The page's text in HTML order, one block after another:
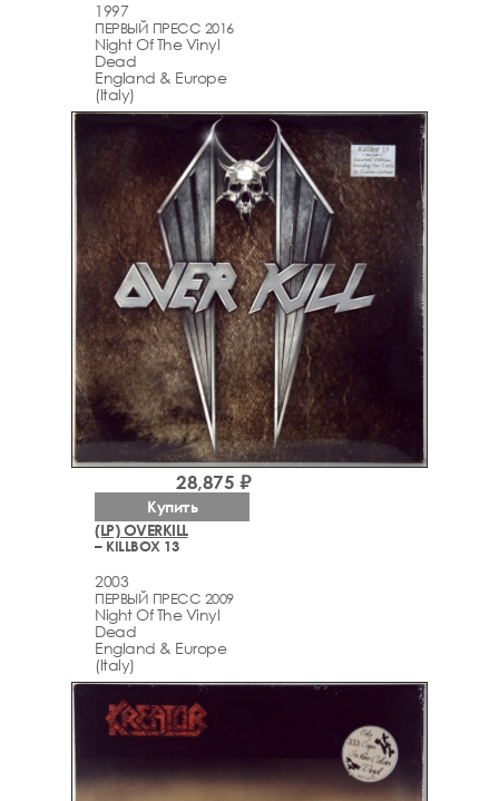
1997
ПЕРВЫЙ ПРЕСС 2016
Night Of The Vinyl
Dead
England & Europe
(Italy)
(LP) OVERKILL
– KILLBOX 13
2003
ПЕРВЫЙ ПРЕСС 2009
Night Of The Vinyl
Dead
England & Europe
(Italy)
28,875 ₽
Купить